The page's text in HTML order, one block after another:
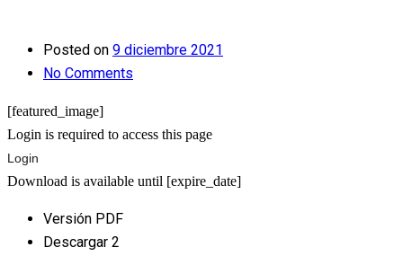
Posted on 9 diciembre 2021
No Comments
[featured_image]
Login is required to access this page
Login
Download is available until [expire_date]
Versión PDF
Descargar 2